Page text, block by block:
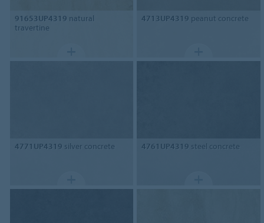
91653UP4319 natural
travertine
4713UP4319 peanut concrete
4771UP4319 silver concrete 4761UP4319 steel concrete